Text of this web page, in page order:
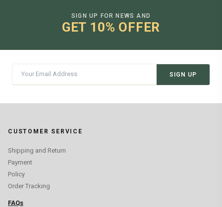
SIGN UP FOR NEWS AND
GET 10% OFFER
SIGN UP
CUSTOMER SERVICE
Shipping and Return
Payment
Policy
Order Tracking
FAQs